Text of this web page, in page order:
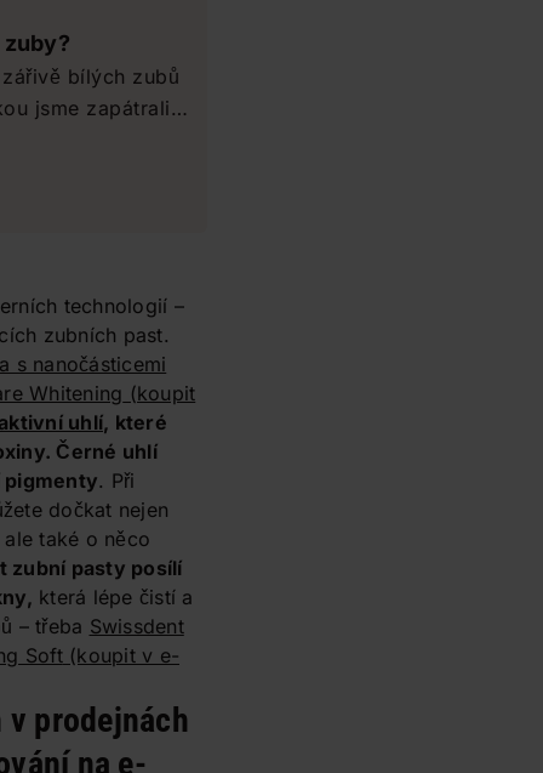
bílých zubů
vcelku
aby vám
technologií –
zubních past.
s nanočásticemi
Whitening (koupit
uhlí, které
Černé uhlí
pigmenty. Při
dočkat nejen
také o něco
zubní pasty posílí
která lépe čistí a
– třeba Swissdent
Soft(koupit v e-
prodejnách
na e-